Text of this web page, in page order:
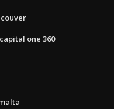
one 360